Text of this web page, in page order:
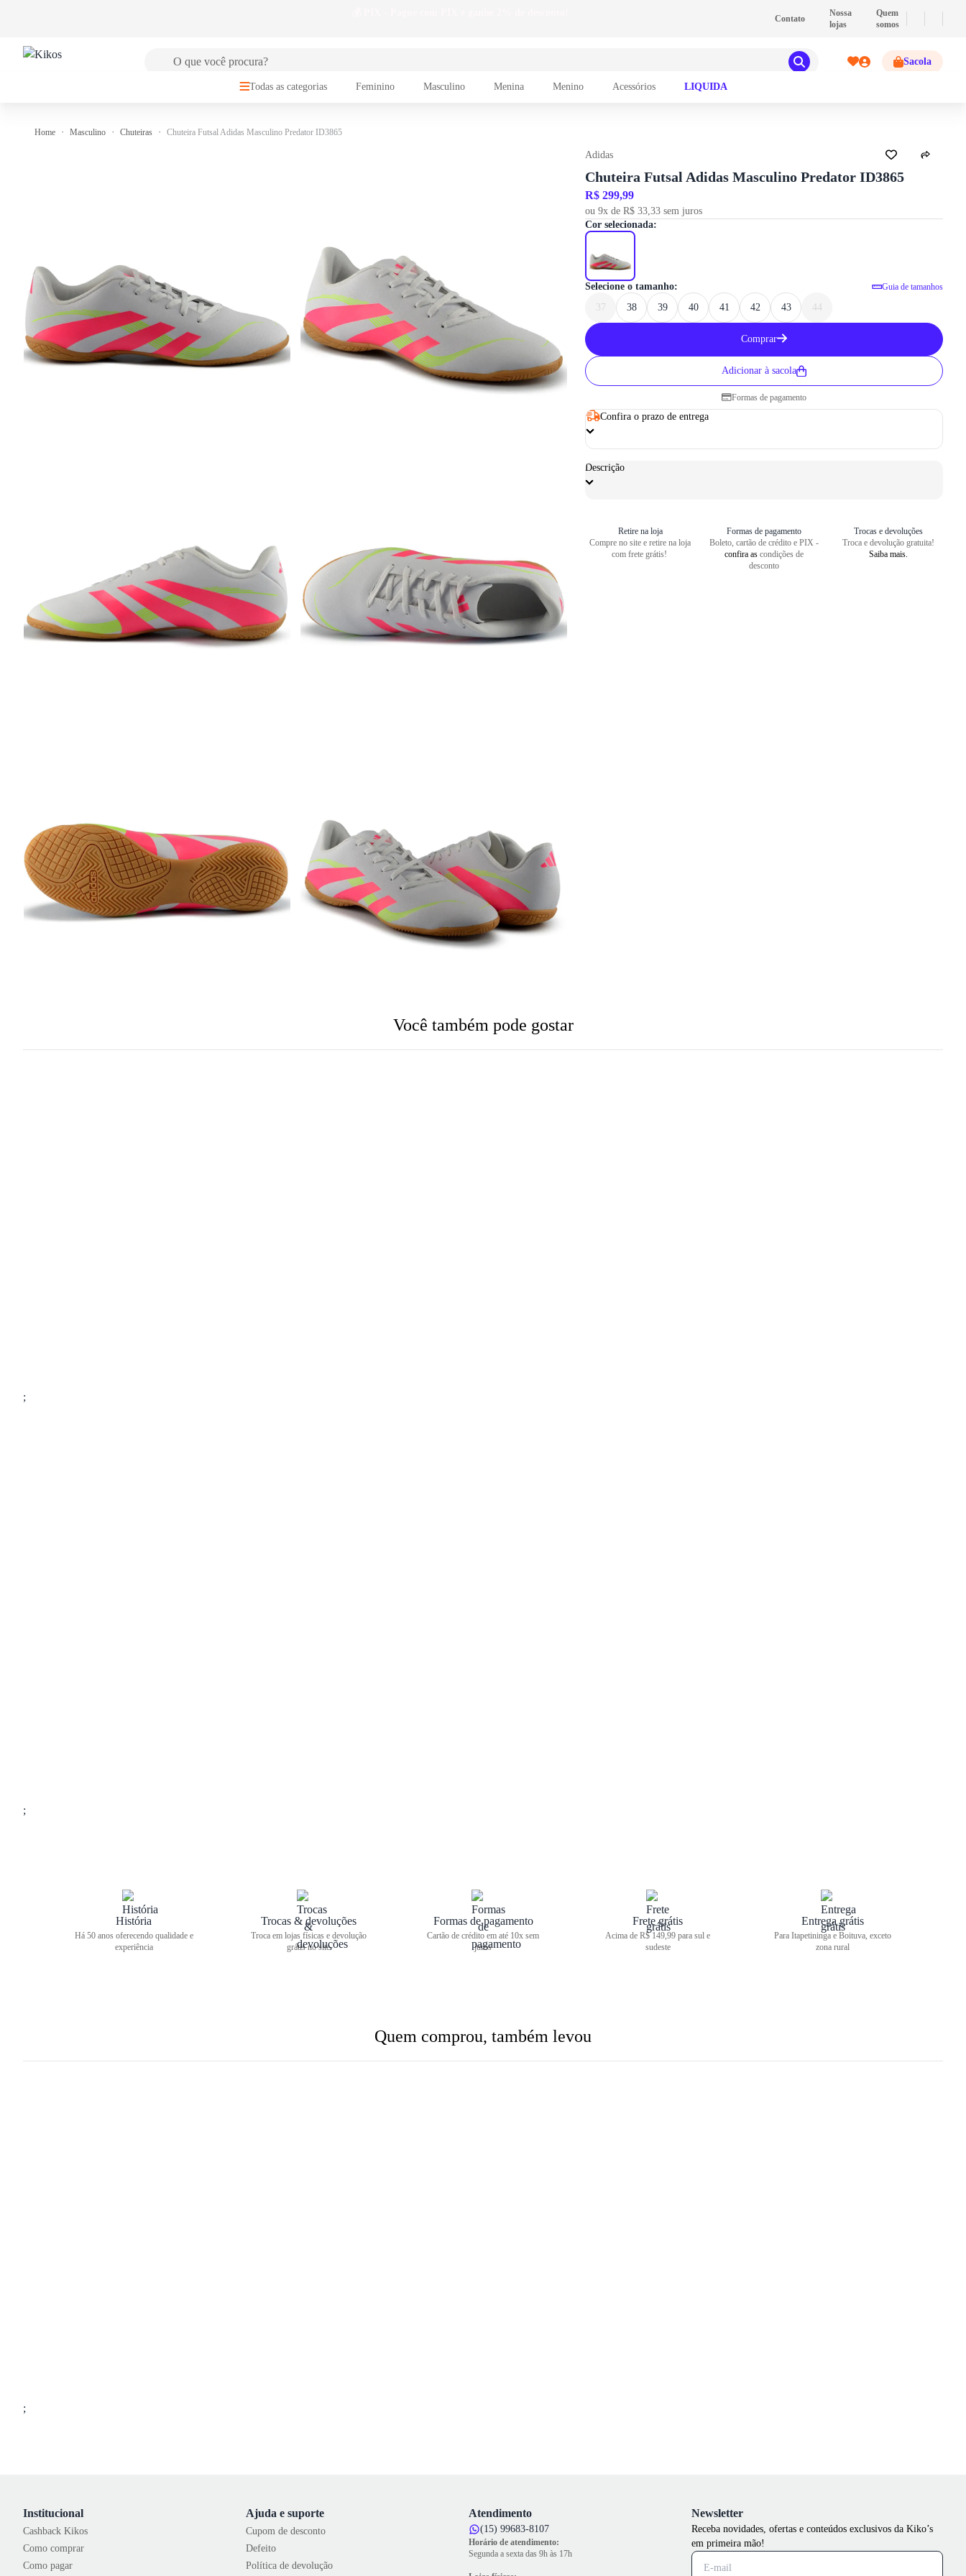
PIX - Pague com PIX e ganhe 2% de
Contato
Nossa
lojas
Quem
somos
Sacola
Todas as categorias Feminino Masculino Menina Menino Acessórios LIQUIDA
Home Masculino Chuteiras Chuteira Futsal Adidas Masculino Predator ID3865
Adidas
Chuteira Futsal Adidas Masculino Predator ID3865
R$ 299,99
ou 9x de R$ 33,33 sem juros
Selecione o tamanho: Guia de tamanhos
GUIA DE TAMANHOS
Chuteira Futsal Adidas Masculino
Como medir seu pé
Centralize o seu pé em uma
2 Faça um risco a partir do seu
3 Repita o risco na frente do dedão
37 38 39 40 41 42 43 44
Cor selecionada:
Comprar
Adicionar à sacola
Formas de pagamento
Confira o prazo de entrega
Descrição
Retire na loja
Compre no site e retire na loja
com frete grátis!
Formas de pagamento
Boleto, cartão de crédito e PIX -
confira as condições de
desconto
Trocas e devoluções
Troca e devolução gratuita!
Saiba mais.
Você também pode gostar
;
;
História
Há 50 anos oferecendo qualidade e
experiência
Trocas & devoluções
Troca em lojas físicas e devolução
grátis no site
Formas de pagamento
Cartão de crédito em até 10x sem
juros
Frete grátis
Acima de R$ 149,99 para sul e
sudeste
Entrega grátis
Para Itapetininga e Boituva, exceto
zona rural
Quem comprou, também levou
;
Institucional
Cashback Kikos
Como comprar
Como pagar
Ajuda e suporte
Cupom de desconto
Defeito
Política de devolução
Atendimento
(15) 99683-8107
Horário de atendimento:
Segunda a sexta das 9h às 17h
Newsletter
Receba novidades, ofertas e conteúdos exclusivos da Kiko’s
em primeira mão!